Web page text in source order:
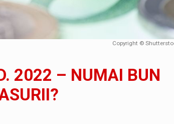
a Pall-Ex, liderul pietei de transport paletizat din
RANGE ROVER GT Copyright ©
2022 – NUMAI BUN